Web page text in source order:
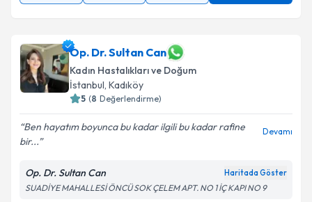
Op. Dr. Sultan Can
Kadın Hastalıkları ve Doğum
İstanbul, Kadıköy
5 (8 Değerlendirme)
Ben hayatım boyunca bu kadar ilgili bu kadar rafine
bir...
Devamı
Op. Dr. Sultan Can Haritada Göster
SUADİYE MAHALLESİ ÖNCÜ SOK ÇELEM APT. NO 1 İÇ KAPI NO 9